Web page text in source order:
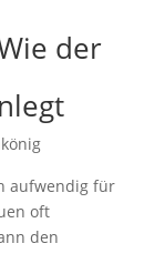
der
aufwendig für
oft
den